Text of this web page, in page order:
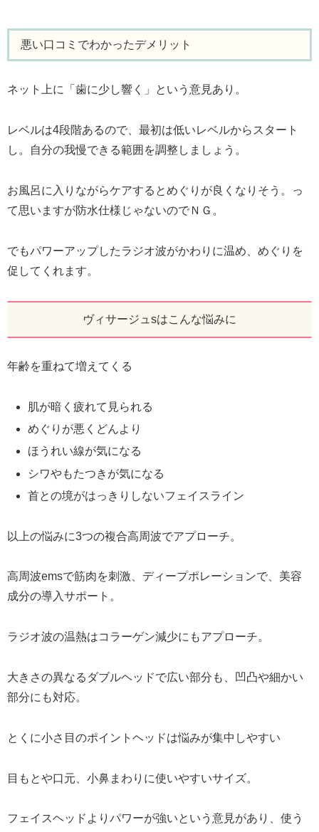
悪い口コミでわかったデメリット
ネット上に「歯に少し響く」という意見あり。
レベルは4段階あるので、最初は低いレベルからスタート
し。自分の我慢できる範囲を調整しましょう。
お風呂に入りながらケアするとめぐりが良くなりそう。っ
て思いますが防水仕様じゃないのでＮＧ。
でもパワーアップしたラジオ波がかわりに温め、めぐりを
促してくれます。
ヴィサージュsはこんな悩みに
年齢を重ねて増えてくる
肌が暗く疲れて見られる
めぐりが悪くどんより
ほうれい線が気になる
シワやもたつきが気になる
首との境がはっきりしないフェイスライン
以上の悩みに3つの複合高周波でアプローチ。
高周波emsで筋肉を刺激、ディープポレーションで、美容
成分の導入サポート。
ラジオ波の温熱はコラーゲン減少にもアプローチ。
大きさの異なるダブルヘッドで広い部分も、凹凸や細かい
部分にも対応。
とくに小さ目のポイントヘッドは悩みが集中しやすい
目もとや口元、小鼻まわりに使いやすいサイズ。
フェイスヘッドよりパワーが強いという意見があり、使う